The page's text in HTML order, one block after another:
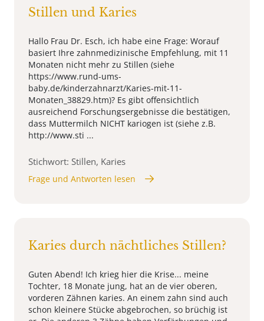
Stillen und Karies
Hallo Frau Dr. Esch, ich habe eine Frage: Worauf
basiert Ihre zahnmedizinische Empfehlung, mit 11
Monaten nicht mehr zu Stillen (siehe
https://www.rund-ums-
baby.de/kinderzahnarzt/Karies-mit-11-
Monaten_38829.htm)? Es gibt offensichtlich
ausreichend Forschungsergebnisse die bestätigen,
dass Muttermilch NICHT kariogen ist (siehe z.B.
http://www.sti ...
Stichwort: Stillen, Karies
Frage und Antworten lesen
Karies durch nächtliches Stillen?
Guten Abend! Ich krieg hier die Krise... meine
Tochter, 18 Monate jung, hat an de vier oberen,
vorderen Zähnen karies. An einem zahn sind auch
schon kleinere Stücke abgebrochen, so brüchig ist